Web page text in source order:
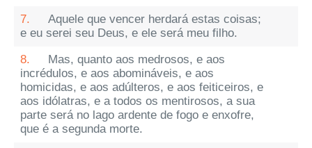
7.
Aquele que vencer herdará estas coisas;
e eu serei seu Deus, e ele será meu filho.
8.
Mas, quanto aos medrosos, e aos
incrédulos, e aos abomináveis, e aos
homicidas, e aos adúlteros, e aos feiticeiros, e
aos idólatras, e a todos os mentirosos, a sua
parte será no lago ardente de fogo e enxofre,
que é a segunda morte.